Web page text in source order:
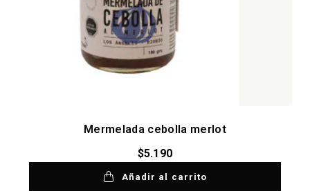
Mermelada cebolla merlot
$5.190
Añadir al carrito